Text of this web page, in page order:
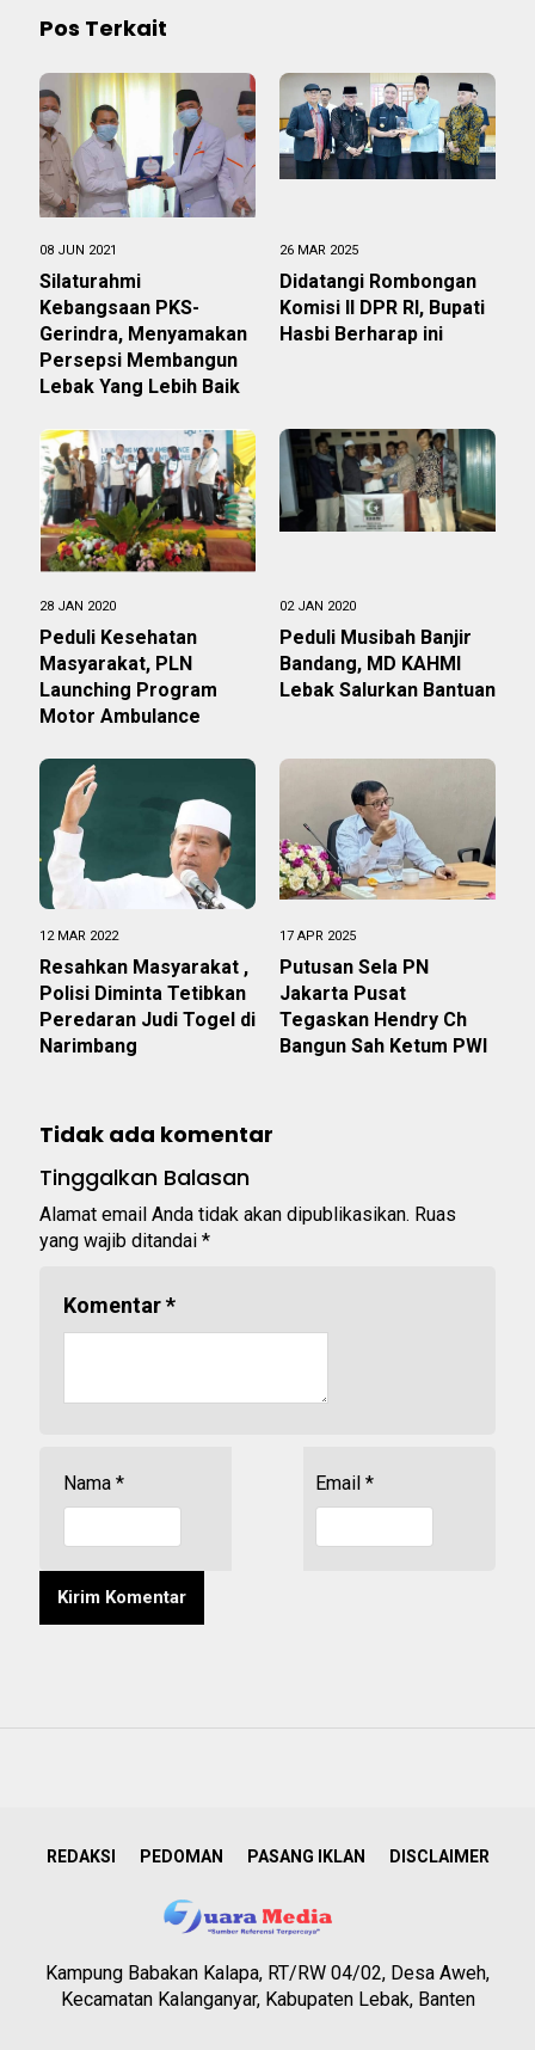
Pos Terkait
08 JUN 2021
Silaturahmi
Kebangsaan PKS-
Gerindra, Menyamakan
Persepsi Membangun
Lebak Yang Lebih Baik
26 MAR 2025
Didatangi Rombongan
Komisi II DPR RI, Bupati
Hasbi Berharap ini
28 JAN 2020
Peduli Kesehatan
Masyarakat, PLN
Launching Program
Motor Ambulance
02 JAN 2020
Peduli Musibah Banjir
Bandang, MD KAHMI
Lebak Salurkan Bantuan
12 MAR 2022
Resahkan Masyarakat ,
Polisi Diminta Tetibkan
Peredaran Judi Togel di
Narimbang
17 APR 2025
Putusan Sela PN
Jakarta Pusat
Tegaskan Hendry Ch
Bangun Sah Ketum PWI
Tidak ada komentar
Tinggalkan Balasan
Alamat email Anda tidak akan dipublikasikan. Ruas
yang wajib ditandai *
Komentar*
Nama * Email *
REDAKSI PEDOMAN PASANG IKLAN DISCLAIMER
Kampung Babakan Kalapa, RT/RW 04/02, Desa Aweh,
Kecamatan Kalanganyar, Kabupaten Lebak, Banten